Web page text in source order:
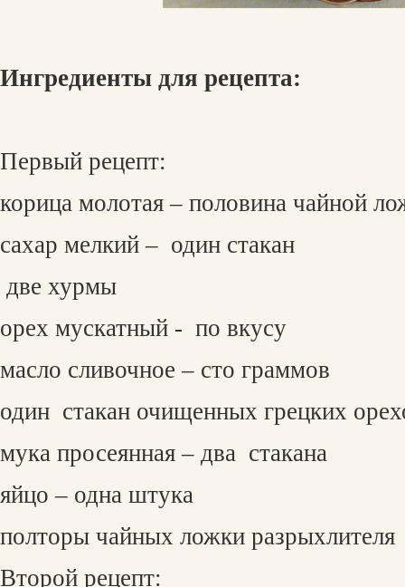
Ингредиенты для рецепта:
Первый рецепт:
корица молотая – половина чайной
сахар мелкий – один стакан
две хурмы
орех мускатный - по вкусу
масло сливочное – сто граммов
один стакан очищенных грецких
мука просеянная – два стакана
яйцо – одна штука
полторы чайных ложки разрыхлителя
Второй рецепт: